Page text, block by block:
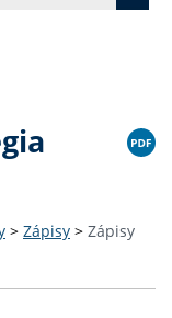
> Zápisy > Zápisy